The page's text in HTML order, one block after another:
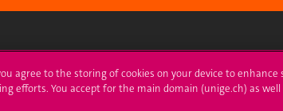
Applications
you agree to the storing of cookies on your device to
efforts. You accept for the main domain (unige.ch) as